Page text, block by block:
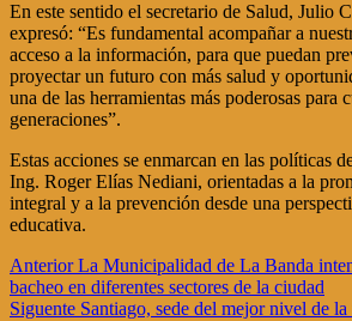
En este sentido el secretario de Salud, Julio
expresó: “Es fundamental acompañar a
acceso a la información, para que puedan
proyectar un futuro con más salud y
una de las herramientas más poderosas para
generaciones”.
Estas acciones se enmarcan en las políticas
Ing. Roger Elías Nediani, orientadas a la
integral y a la prevención desde una
educativa.
Navegación
de
AnteriorLa Municipalidad de La Banda
bacheo en diferentes sectores de la ciudad
Siguente Santiago, sede del mejor nivel de